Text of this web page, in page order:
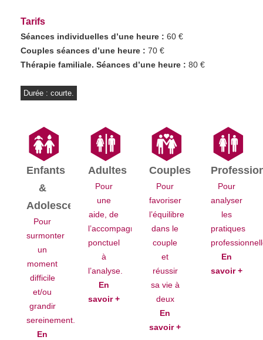
Tarifs
Séances individuelles d’une heure : 60 €
Couples séances d’une heure : 70 €
Thérapie familiale. Séances d’une heure : 80 €
Durée : courte.
Enfants
&
Adolescents
Pour
surmonter
un
moment
difficile
et/ou
grandir
sereinement.
En
Adultes
Pour
une
aide, de
l’accompagnement
ponctuel
à
l’analyse.
En
savoir +
Couples
Pour
favoriser
l’équilibre
dans le
couple
et
réussir
sa vie à
deux
En
savoir +
Pour
analyser
les
pratiques
En
savoir +